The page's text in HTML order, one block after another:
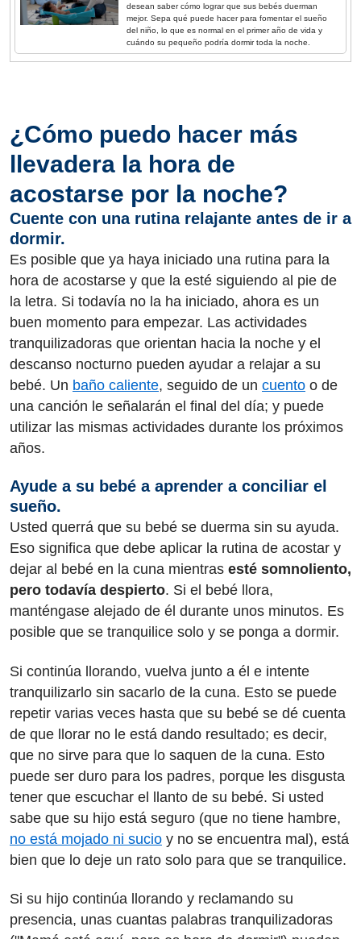
desean saber cómo lograr que sus bebés duerman
mejor. Sepa qué puede hacer para fomentar el sueño
del niño, lo que es normal en el primer año de vida y
cuándo su pequeño podría dormir toda la noche.
¿Cómo puedo hacer más
llevadera la hora de
acostarse por la noche?
Cuente con una rutina relajante antes de ir a
dormir.
Es posible que ya haya iniciado una rutina para la
hora de acostarse y que la esté siguiendo al pie de
la letra. Si todavía no la ha iniciado, ahora es un
buen momento para empezar. Las actividades
tranquilizadoras que orientan hacia la noche y el
descanso nocturno pueden ayudar a relajar a su
bebé. Un baño caliente, seguido de un cuento o de
una canción le señalarán el final del día; y puede
utilizar las mismas actividades durante los próximos
años.
Ayude a su bebé a aprender a conciliar el
sueño.
Usted querrá que su bebé se duerma sin su ayuda.
Eso significa que debe aplicar la rutina de acostar y
dejar al bebé en la cuna mientras esté somnoliento,
pero todavía despierto. Si el bebé llora,
manténgase alejado de él durante unos minutos. Es
posible que se tranquilice solo y se ponga a dormir.
Si continúa llorando, vuelva junto a él e intente
tranquilizarlo sin sacarlo de la cuna. Esto se puede
repetir varias veces hasta que su bebé se dé cuenta
de que llorar no le está dando resultado; es decir,
que no sirve para que lo saquen de la cuna. Esto
puede ser duro para los padres, porque les disgusta
tener que escuchar el llanto de su bebé. Si usted
sabe que su hijo está seguro (que no tiene hambre,
no está mojado ni sucio y no se encuentra mal), está
bien que lo deje un rato solo para que se tranquilice.
Si su hijo continúa llorando y reclamando su
presencia, unas cuantas palabras tranquilizadoras